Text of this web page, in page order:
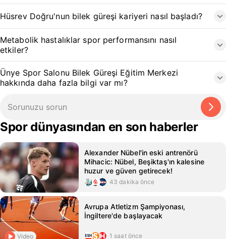
Hüsrev Doğru'nun bilek güreşi kariyeri nasıl başladı?
Metabolik hastalıklar spor performansını nasıl
etkiler?
Ünye Spor Salonu Bilek Güreşi Eğitim Merkezi
hakkında daha fazla bilgi var mı?
Spor dünyasından en son haberler
Alexander Nübel'in eski antrenörü
Mihacic: Nübel, Beşiktaş'ın kalesine
huzur ve güven getirecek!
43 dakika önce
Video
Avrupa Atletizm Şampiyonası,
İngiltere'de başlayacak
1 saat önce